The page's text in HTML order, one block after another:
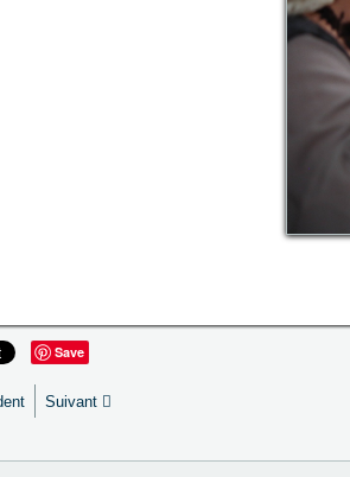
Save
Suivant